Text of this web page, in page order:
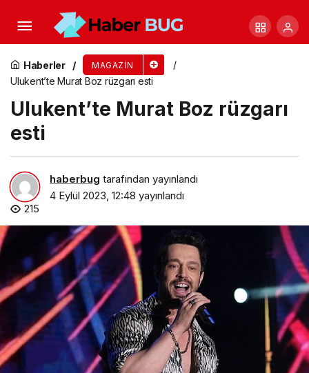
Haberler MAGAZIN
Ulukent’te Murat Boz rüzgarı esti
Ulukent’te Murat Boz rüzgarı
esti
haberbug tarafından yayınlandı
4 Eylül 2023, 12:48 yayınlandı
215
Ankaralılar Kenan Doğulu şarkılarıyla unutulmaz
bir gece yaşadı